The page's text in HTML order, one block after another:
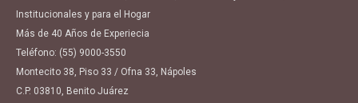
Institucionales y para el Hogar
Más de 40 Años de Experiecia
Teléfono: (55) 9000-3550
Montecito 38, Piso 33 / Ofna 33, Nápoles
C.P. 03810, Benito Juárez